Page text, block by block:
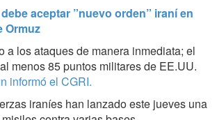
aceptar ”nuevo orden” iraní en
Ormuz
a los ataques de manera inmediata; el
menos 85 puntos militares de EE.UU.
informó el CGRI.
iraníes han lanzado este jueves una